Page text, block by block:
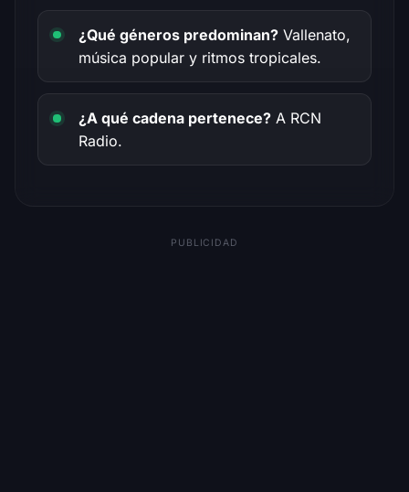
¿Qué géneros predominan? Vallenato,
música popular y ritmos tropicales.
¿A qué cadena pertenece? A RCN
Radio.
PUBLICIDAD